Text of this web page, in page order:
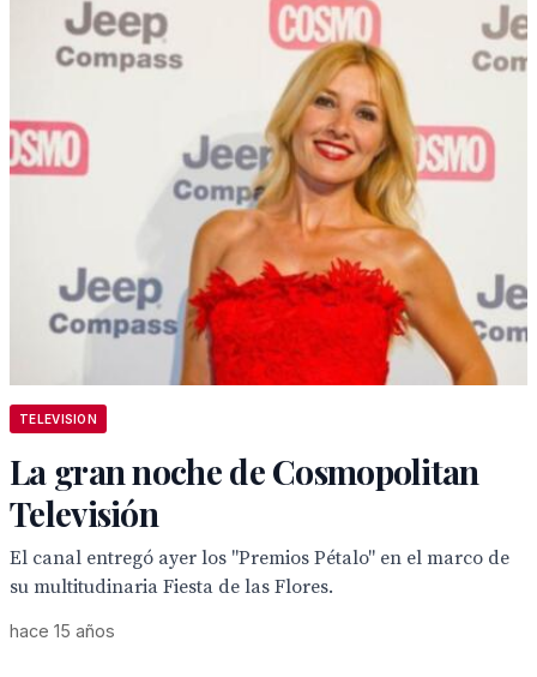
TELEVISION
La gran noche de Cosmopolitan
Televisión
El canal entregó ayer los "Premios Pétalo" en el marco de
su multitudinaria Fiesta de las Flores.
hace 15 años